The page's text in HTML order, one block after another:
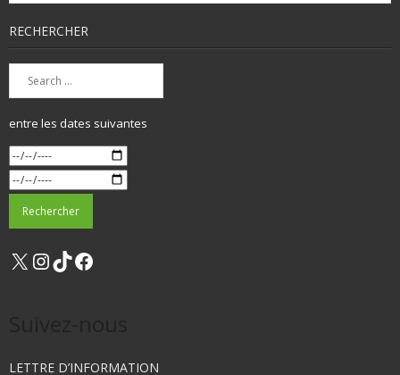
RECHERCHER
entre les dates suivantes
X Instagram
TikTok
LETTRE D’INFORMATION